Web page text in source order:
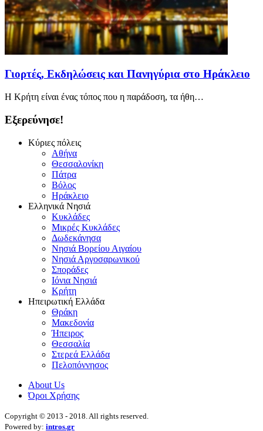
Γιορτές, Εκδηλώσεις και Πανηγύρια στο Ηράκλειο
Η Κρήτη είναι ένας τόπος που η παράδοση, τα ήθη…
Εξερεύνησε!
Κύριες πόλεις
Αθήνα
Θεσσαλονίκη
Πάτρα
Βόλος
Ηράκλειο
Ελληνικά Νησιά
Κυκλάδες
Μικρές Κυκλάδες
Δωδεκάνησα
Νησιά Βορείου Αιγαίου
Νησιά Αργοσαρωνικού
Σποράδες
Ιόνια Νησιά
Κρήτη
Ηπειρωτική Ελλάδα
Θράκη
Μακεδονία
Ήπειρος
Θεσσαλία
Στερεά Ελλάδα
Πελοπόννησος
About Us
Όροι Χρήσης
Copyright © 2013 - 2018. All rights reserved.
Powered by: intros.gr